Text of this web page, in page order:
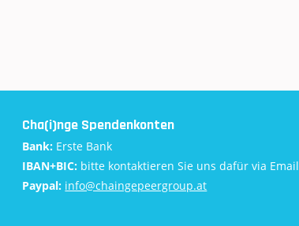
Cha(i)nge Spendenkonten
Bank: Erste Bank
IBAN+BIC: bitte kontaktieren Sie uns dafür via Email
Paypal: info@chaingepeergroup.at